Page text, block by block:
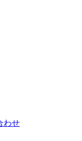
わせ